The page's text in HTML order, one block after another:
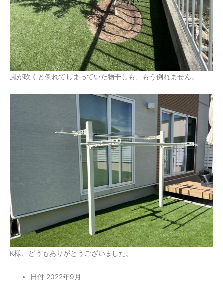
風が吹くと倒れてしまっていた物干しも、もう倒れません。
K様、どうもありがとうございました。
日付 2022年9月